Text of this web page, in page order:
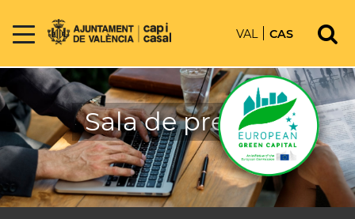
VAL CAS
Sala de prensa